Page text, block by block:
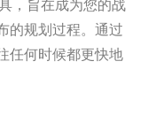
，旨在成为您的战
的规划过程。通过
任何时候都更快地